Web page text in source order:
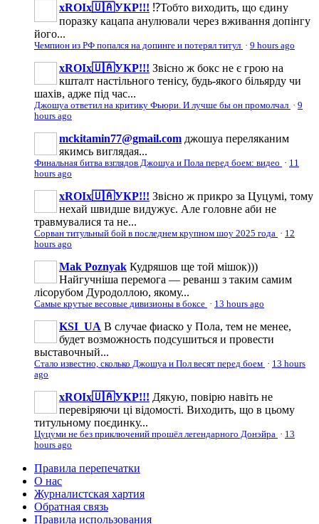
xROIx🇺🇦УКР!!! ⁉️Тобто виходить, що єдину
поразку кацапа анулювали через вживання допінгу
його...
Чемпион из РФ попался на допинге и потерял титул · 9 hours ago
xROIx🇺🇦УКР!!! Звісно ж бокс не є грою на
кшталт настільного тенісу, будь-якого більярду чи
шахів, адже під час...
Джошуа ответил на критику Фьюри. И лучше бы он промолчал · 9
hours ago
mckitamin77@gmail.com джошуа переляканим
якимсь виглядая...
Финальная битва взглядов Джошуа и Пола перед боем: видео · 11
hours ago
xROIx🇺🇦УКР!!! Звісно ж прикро за Цуцумі, тому
нехай швидше видужує. Але головне аби не
травмувалися та не...
Сорван титульный бой в последнем крупном шоу 2025 года · 12
hours ago
Mak Poznyak Кудряшов ще той мішок)))
Найгучніша перемога — реванш з таким самим
лісорубом Дуродоллою, якому...
Самые крутые весовые дивизионы в боксе · 13 hours ago
KSI_UA В случае фиаско у Пола, тем не менее,
будет возможность подсушиться и провести
выставочный...
Стало известно, сколько Джошуа и Пол весят перед боем · 13 hours
ago
xROIx🇺🇦УКР!!! Дякую, повірю навіть не
перевіряючи ці відомості. Виходить, що в цьому
титульному поєдинку...
Цуцуми не без приключений прошёл легендарного Донэйра · 13
hours ago
Правила перепечатки
О нас
Журналистская хартия
Обратная связь
Правила использования